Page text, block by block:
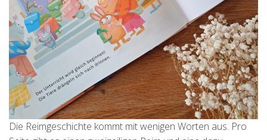
Die Reimgeschichte kommt mit wenigen Worten aus. Pro